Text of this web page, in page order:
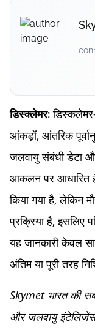
डिस्क्लेमर:
आंकड़ों, आंतरिक
जलवायु संबंधी डेटा
आकलन पर आधारित
किया गया है, लेकिन
प्रक्रिया है, इसलिए
यह जानकारी केवल
अंतिम या पूरी तरह
Skymet भारत की
और जलवायु इंटेलिजेंस